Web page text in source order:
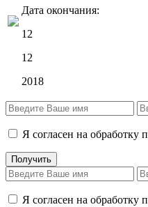
Дата окончания:
12
12
2018
Я согласен на обработку
Я согласен на обработку